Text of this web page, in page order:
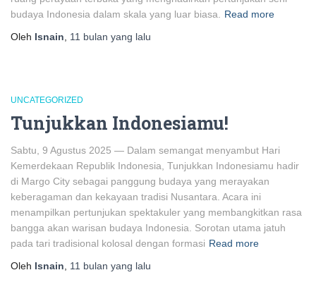
budaya Indonesia dalam skala yang luar biasa.
Read more
Oleh Isnain 11 bulan yang lalu
UNCATEGORIZED
Tunjukkan Indonesiamu!
Sabtu, 9 Agustus 2025 — Dalam semangat menyambut Hari
Kemerdekaan Republik Indonesia, Tunjukkan Indonesiamu hadir
di Margo City sebagai panggung budaya yang merayakan
keberagaman dan kekayaan tradisi Nusantara. Acara ini
menampilkan pertunjukan spektakuler yang membangkitkan rasa
bangga akan warisan budaya Indonesia. Sorotan utama jatuh
pada tari tradisional kolosal dengan formasi Read more
Oleh Isnain 11 bulan yang lalu